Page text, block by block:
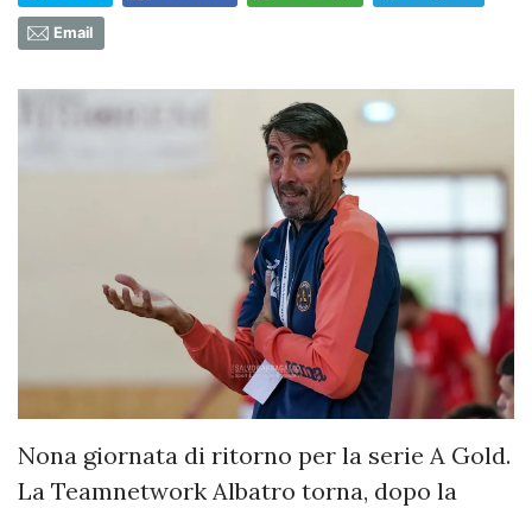
Email
Nona giornata di ritorno per la serie A Gold.
La Teamnetwork Albatro torna, dopo la